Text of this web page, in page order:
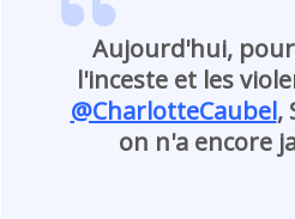
Aujourd'hui,
l'inceste et les
@CharlotteCaubel,
on n'a encore